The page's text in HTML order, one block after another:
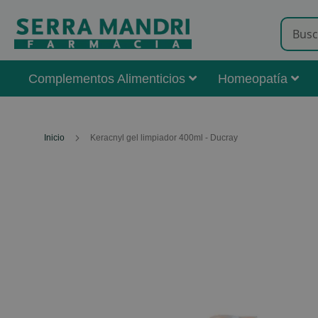
Complementos Alimenticios Homeopatía
Inicio Keracnyl gel limpiador 400ml - Ducray